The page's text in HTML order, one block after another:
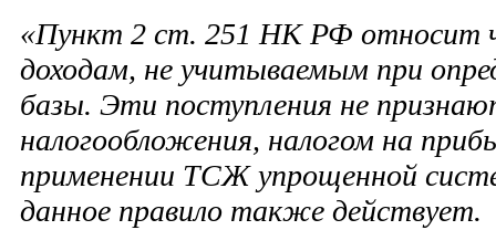
«Пункт 2 ст. 251 НК РФ относит
доходам, не учитываемым при
базы. Эти поступления не
налогообложения, налогом на
применении ТСЖ упрощенной
данное правило также действует.